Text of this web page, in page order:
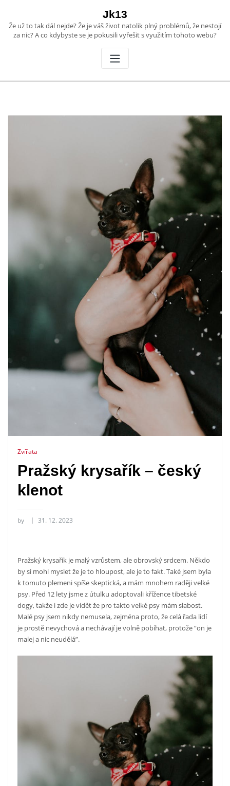
content
Jk13
Že už to tak dál nejde? Že je váš život natolik plný problémů, že nestojí
za nic? A co kdybyste se je pokusili vyřešit s využitím tohoto webu?
Zvířata
Pražský krysařík – český
klenot
by 31. 12. 2023
Pražský krysařík je malý vzrůstem, ale obrovský srdcem. Někdo
by si mohl myslet že je to hloupost, ale je to fakt. Také jsem byla
k tomuto plemeni spíše skeptická, a mám mnohem raději velké
psy. Před 12 lety jsme z útulku adoptovali křížence tibetské
dogy, takže i zde je vidět že pro takto velké psy mám slabost.
Malé psy jsem nikdy nemusela, zejména proto, že celá řada lidí
je prostě nevychová a nechávají je volně pobíhat, protože “on je
malej a nic neudělá”.